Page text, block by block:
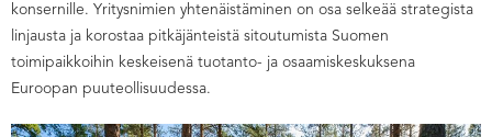
konsernille. Yritysnimien yhtenäistäminen on osa selkeää strategista
linjausta ja korostaa pitkäjänteistä sitoutumista Suomen
toimipaikkoihin keskeisenä tuotanto- ja osaamiskeskuksena
Euroopan puuteollisuudessa.